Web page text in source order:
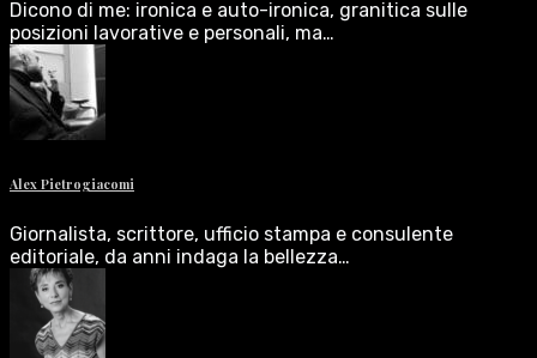
Dicono di me: ironica e auto-ironica, granitica sulle
posizioni lavorative e personali, ma…
Alex Pietrogiacomi
Giornalista, scrittore, ufficio stampa e consulente
editoriale, da anni indaga la bellezza…